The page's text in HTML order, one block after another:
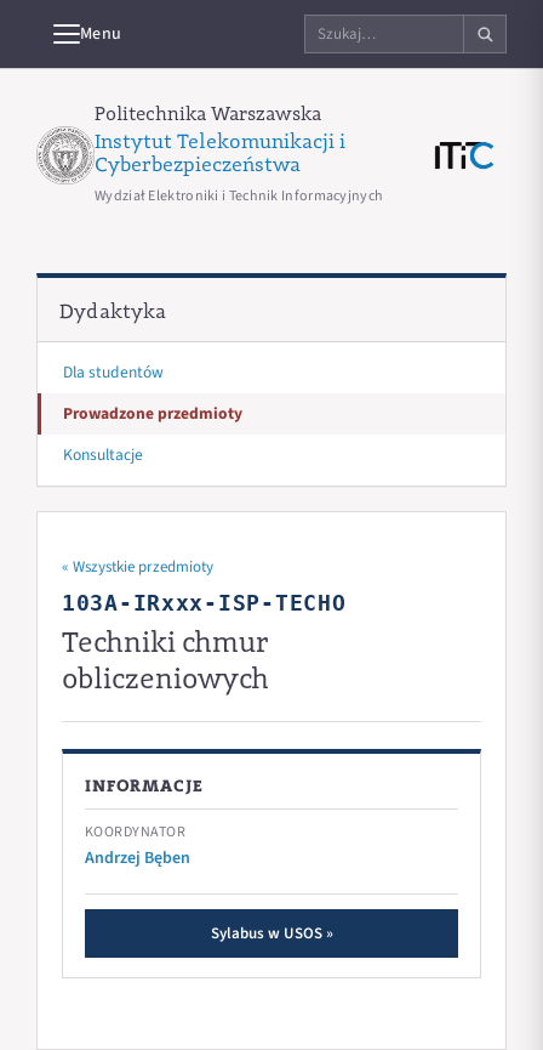
Menu
Szukaj
na
stronie
Politechnika Warszawska
Instytut Telekomunikacji i
Cyberbezpieczeństwa
Wydział Elektroniki i Technik Informacyjnych
« Wszystkie przedmioty
103A-IRxxx-ISP-TECHO
Techniki chmur
obliczeniowych
INFORMACJE
KOORDYNATOR
Andrzej Bęben
Sylabus w USOS »
Dydaktyka
Dla studentów
Prowadzone przedmioty
Konsultacje